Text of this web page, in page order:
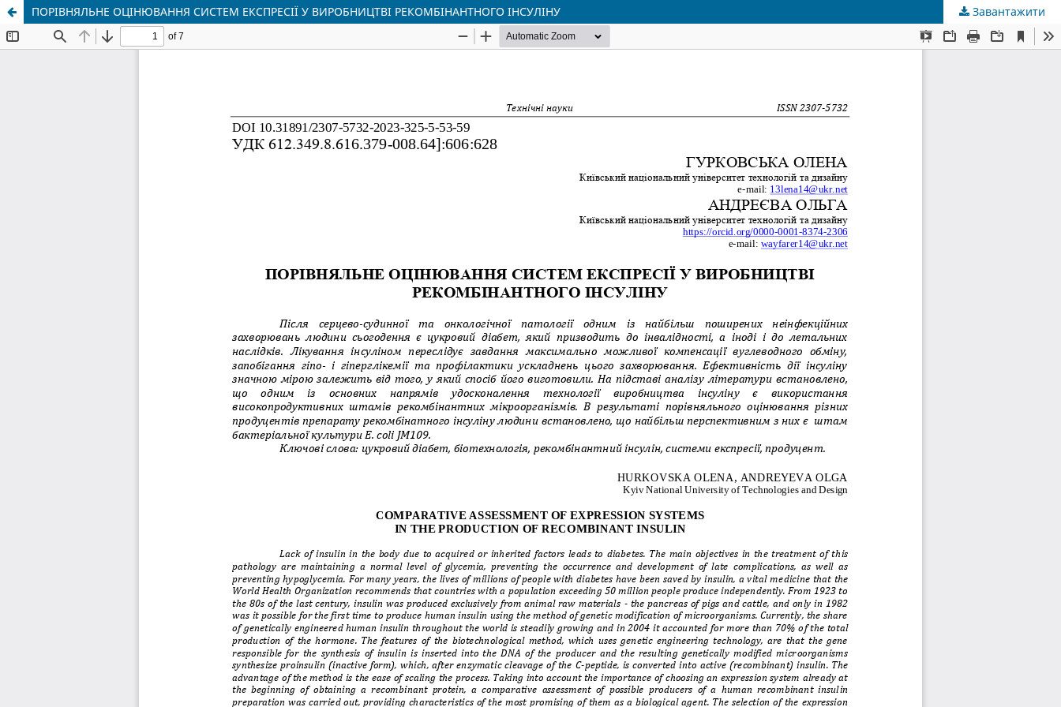
ПОРІВНЯЛЬНЕ ОЦІНЮВАННЯ СИСТЕМ ЕКСПРЕСІЇ У ВИРОБНИЦТВІ РЕКОМБІНАНТНОГО ІНСУЛІНУ Завантажити